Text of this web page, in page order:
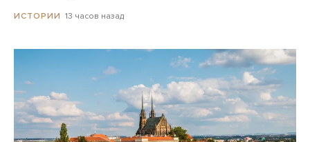
ИСТОРИИ 13 часов назад